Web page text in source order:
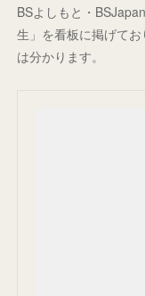
BSよしもと・
生」を看板に掲げて
は分かります。